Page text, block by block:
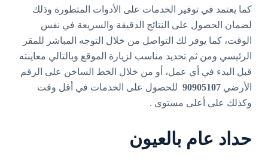
كما يعتمد في توفير الخدمات على الأدوات المتطورة وذلك
لضمان الحصول على النتائج الدقيقة والسريعة في نفس
الوقت، كما يوفر لك التواصل من خلال التوجه المباشر للمقر
الرئيسي ومن ثم تحديد مناسب لزيارة الموقع وبالتالي معاينته
قبل البدء في أي عمل، أو من خلال الخط الساخن على الرقم
الأرضي 90905107للحصول على الخدمات في أقل وقت
وكذلك على أعلى مستوى .
حداد عام بالعيون